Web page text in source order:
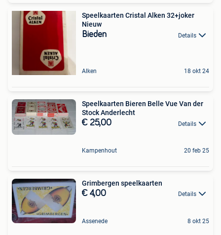
Speelkaarten Cristal Alken 32+joker
Nieuw
Bieden Details
Alken 18 okt 24
Speelkaarten Bieren Belle Vue Van der
Stock Anderlecht
€ 25,00 Details
Kampenhout 20 feb 25
Grimbergen speelkaarten
€ 4,00 Details
Assenede 8 okt 25